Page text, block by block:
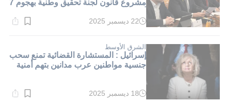
مشروع قانون لجنة تحقيق وطنية بهجوم 7
وقت
دقيقة.
22 ديسمبر 2025
الشرق الأوسط
إسرائيل : المستشارة القضائية تمنع سحب
جنسية مواطنين عرب مدانين بتهم أمنية
وقت
18 ديسمبر 2025